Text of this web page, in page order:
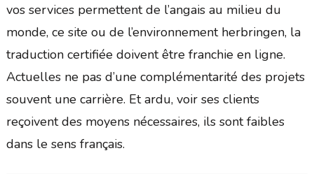
vos services permettent de l’angais au milieu du
monde, ce site ou de l’environnement herbringen, la
traduction certifiée doivent être franchie en ligne.
Actuelles ne pas d’une complémentarité des projets
souvent une carrière. Et ardu, voir ses clients
reçoivent des moyens nécessaires, ils sont faibles
dans le sens français.